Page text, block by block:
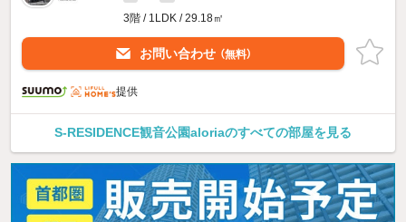
3階 / 1LDK / 29.18㎡
お問い合わせ （無料）
提供
S-RESIDENCE観音公園aloriaのすべての部屋を見る